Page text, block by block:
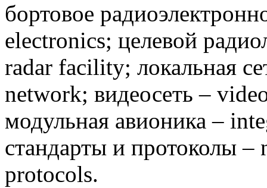
бортовое
electronics; целевой
radar facility; локальная
network; видеосеть –
модульная авионика –
стандарты и протоколы –
protocols.